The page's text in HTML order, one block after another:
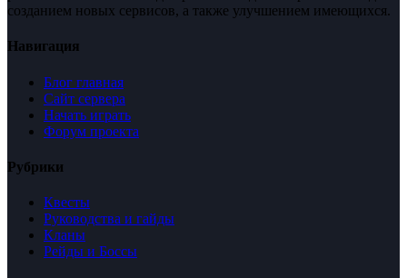
созданием новых сервисов, а также улучшением имеющихся.
Навигация
Блог главная
Сайт сервера
Начать играть
Форум проекта
Рубрики
Квесты
Руководства и гайды
Кланы
Рейды и Боссы